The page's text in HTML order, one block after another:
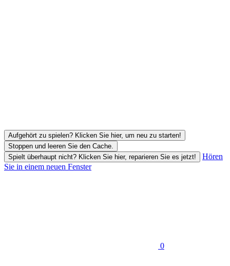
Aufgehört zu spielen? Klicken Sie hier, um neu zu starten!
Stoppen und leeren Sie den Cache.
Spielt überhaupt nicht? Klicken Sie hier, reparieren Sie es jetzt!
Hören
Sie in einem neuen Fenster
0